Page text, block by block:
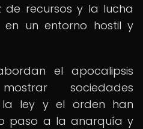
de recursos y la lucha
en un entorno hostil y
el apocalipsis
sociedades
la ley y el orden han
paso a la anarquía y